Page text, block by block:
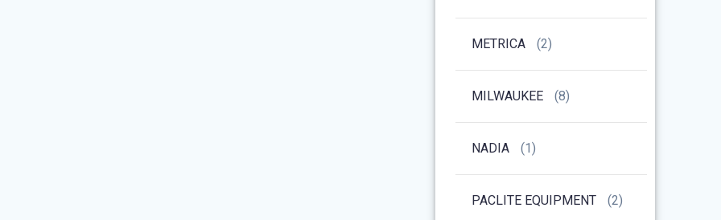
METRICA (2)
MILWAUKEE (8)
NADIA (1)
PACLITE EQUIPMENT (2)